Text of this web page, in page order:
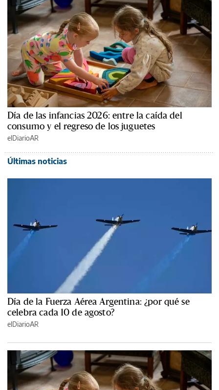
Día de las infancias 2026: entre la caída del
consumo y el regreso de los juguetes
elDiarioAR
Últimas noticias
Día de la Fuerza Aérea Argentina: ¿por qué se
celebra cada 10 de agosto?
elDiarioAR